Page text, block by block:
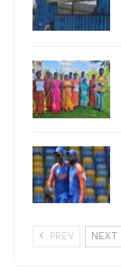
PREV NEXT